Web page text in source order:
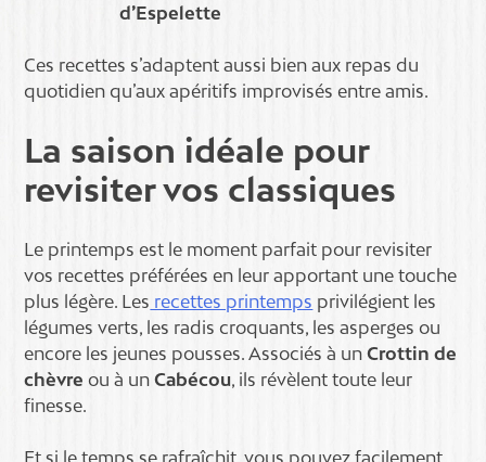
d’Espelette
Ces recettes s’adaptent aussi bien aux repas du
quotidien qu’aux apéritifs improvisés entre amis.
La saison idéale pour
revisiter vos classiques
Le printemps est le moment parfait pour revisiter
vos recettes préférées en leur apportant une touche
plus légère. Les recettes printemps privilégient les
légumes verts, les radis croquants, les asperges ou
encore les jeunes pousses. Associés à unCrottin de
chèvre ou à unCabécou, ils révèlent toute leur
finesse.